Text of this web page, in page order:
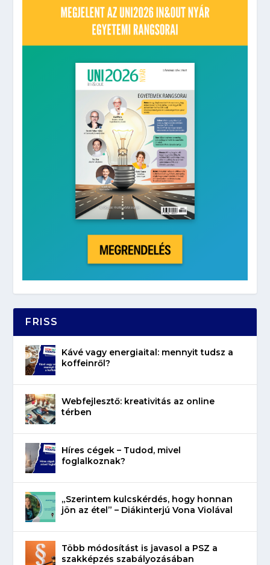
FRISS
Kávé vagy energiaital: mennyit tudsz a
koffeinről?
Webfejlesztő: kreativitás az online
térben
Híres cégek – Tudod, mivel
foglalkoznak?
„Szerintem kulcskérdés, hogy honnan
jön az étel” – Diákinterjú Vona Violával
Több módosítást is javasol a PSZ a
szakképzés szabályozásában